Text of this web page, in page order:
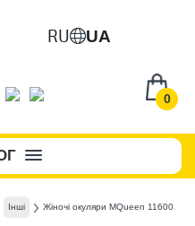
RU UA
0
Інші Жіночі окуляри MQueen 11600